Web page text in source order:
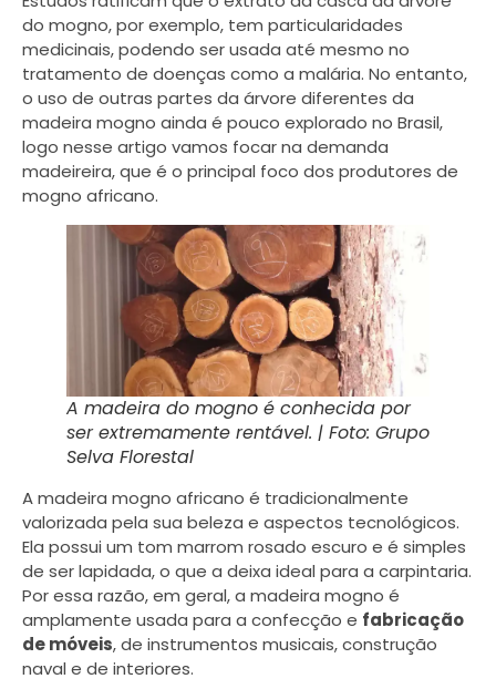
do mogno, por exemplo, tem particularidades
medicinais, podendo ser usada até mesmo no
tratamento de doenças como a malária. No entanto,
o uso de outras partes da árvore diferentes da
madeira mogno ainda é pouco explorado no Brasil,
logo nesse artigo vamos focar na demanda
madeireira, que é o principal foco dos produtores de
mogno africano.
A madeira do mogno é conhecida por
ser extremamente rentável. | Foto: Grupo
Selva Florestal
A madeira mogno africano é tradicionalmente
valorizada pela sua beleza e aspectos tecnológicos.
Ela possui um tom marrom rosado escuro e é simples
de ser lapidada, o que a deixa ideal para a carpintaria.
Por essa razão, em geral, a madeira mogno é
amplamente usada para a confecção e fabricação
de móveis, de instrumentos musicais, construção
naval e de interiores.